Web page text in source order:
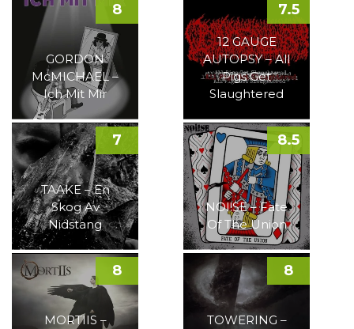
GORDON
McMICHAEL –
Ich Mit Mir
8
12 GAUGE
AUTOPSY – All
Pigs Get
Slaughtered
7.5
TAAKE – En
Skog Av
Nidstang
7
NOI!SE – Fate
Of The Union
8.5
MORTIIS –
8
TOWERING –
8